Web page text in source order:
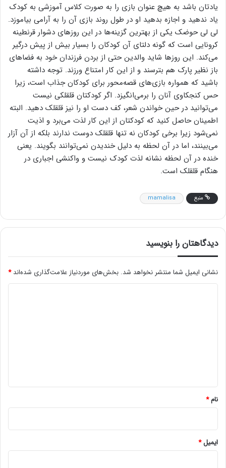
یادتان باشد به هیچ عنوان بازی را به صورت کلاس آموزشی به کودک
یاد ندهید و اجازه بدهید او در طول روند بازی آن را به آرامی بیاموزد.
لی لی حوضک یکی از بهترین گزینه‌ها در این روزهای دشوار قرنطینه
کرونایی است که گونه دلتای آن کودکان را بسیار بیش از پیش درگیر
می‌کند. این روزها شاید والدین حتی از بردن فرزندان خود به فضاهای
باز نظیر پارک هم بترسند و از این کار امتناع ورزند. توجه داشته
باشید که همواره بازی‌های قصه‌محور برای کودکان جذاب است، زیرا
حس کنجکاوی آنان را برمی‌انگیزد. اگر کودکتان قلقلکی نیست
می‌توانید در حین خواندن شعر، کف دست او را نیز قلقلک دهید. البته
اطمینان حاصل کنید که کودکتان از این کار لذت می‌برد و اذیت
نمی‌شود زیرا برخی کودکان نه تنها قلقلک دوست ندارند بلکه از آن آزار
می‌بینند، اما در آن لحظه به دلیل خندیدن نمی‌توانند بگویند. یعنی
خنده در آن لحظه نشانه لذت کودک نیست و واکنشی اجباری در
هنگام قلقلک است.
منبع mamalisa
دیدگاهتان را بنویسید
نشانی ایمیل شما منتشر نخواهد شد. بخش‌های موردنیاز علامت‌گذاری شده‌اند*
نام*
ایمیل*